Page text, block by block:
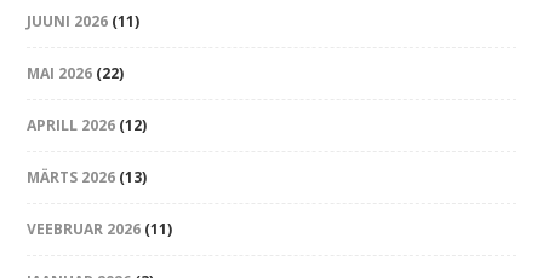
JUUNI 2026 (11)
MAI 2026 (22)
APRILL 2026 (12)
MÄRTS 2026 (13)
VEEBRUAR 2026 (11)